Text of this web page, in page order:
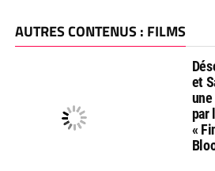
AUTRES CONTENUS : FILMS
et
par
«